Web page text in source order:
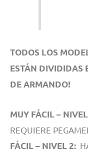
TODOS LOS
ESTÁN DIVIDIDAS
DE ARMANDO!
MUY FÁCIL –
REQUIERE
FÁCIL – NIVEL 2: